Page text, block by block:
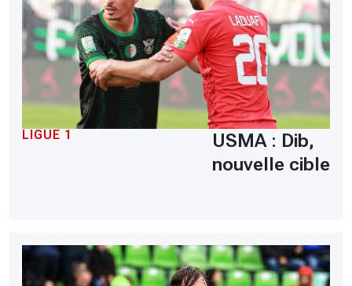
LIGUE 1
USMA : Dib,
nouvelle cible